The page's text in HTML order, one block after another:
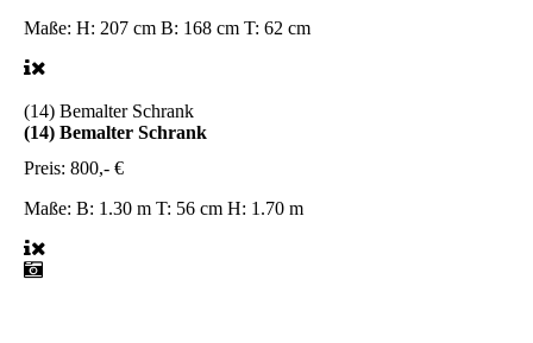
Maße: H: 207 cm B: 168 cm T: 62 cm
(14) Bemalter Schrank
(14) Bemalter Schrank
Preis: 800,- €
Maße: B: 1.30 m T: 56 cm H: 1.70 m